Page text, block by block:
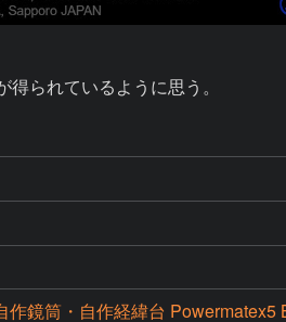
られているように思う。
鏡筒・自作経緯台